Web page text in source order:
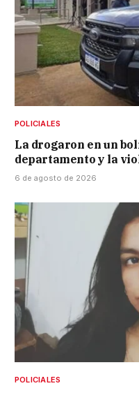
POLICIALES
La drogaron en un
departamento y la
6 de agosto de 2026
POLICIALES